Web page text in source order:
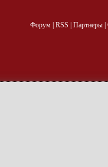
Форум| RSS Партнеры|